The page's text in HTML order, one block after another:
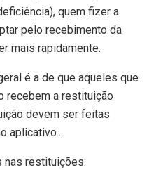
quem fizer a
pelo recebimento da
mais rapidamente.
é a de que aqueles que
recebem a restituição
devem ser feitas
aplicativo..
nas restituições: